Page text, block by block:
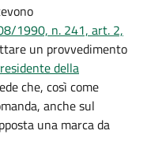
1990, n. 241, art. 2,
un provvedimento
della
che, così come
anche sul
una marca da